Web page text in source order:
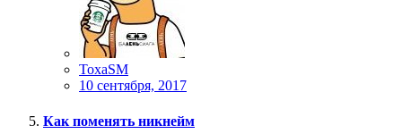
ToxaSM
10 сентября, 2017
Как поменять никнейм